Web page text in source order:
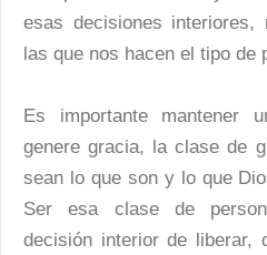
esas decisiones
las que nos hacen el tipo de
Es importante mantener
genere gracia, la clase de
sean lo que son y lo que
Ser esa clase de
decisión interior de liberar,